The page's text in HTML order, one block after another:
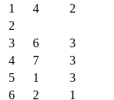
1
4 2
2
3
6 3
4
7 3
5
1 3
6
2 1